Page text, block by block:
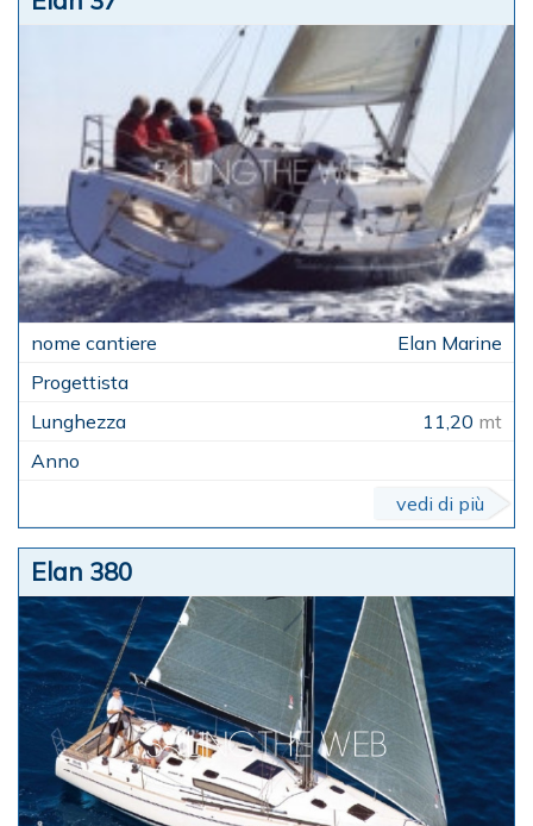
Elan Marine
11,20 mt
vedi di più
Elan 380